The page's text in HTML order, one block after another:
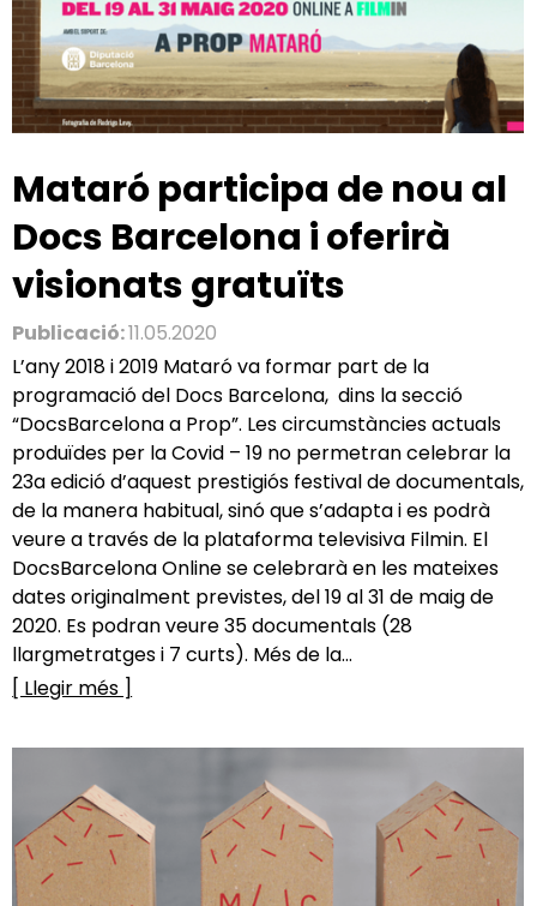
Mataró participa de nou al
Docs Barcelona i oferirà
visionats gratuïts
Publicació:11.05.2020
L’any 2018 i 2019 Mataró va formar part de la
programació del Docs Barcelona, dins la secció
“DocsBarcelona a Prop”. Les circumstàncies actuals
produïdes per la Covid – 19 no permetran celebrar la
23a edició d’aquest prestigiós festival de documentals,
de la manera habitual, sinó que s’adapta i es podrà
veure a través de la plataforma televisiva Filmin. El
DocsBarcelona Online se celebrarà en les mateixes
dates originalment previstes, del 19 al 31 de maig de
2020. Es podran veure 35 documentals (28
llargmetratges i 7 curts). Més de la...
[ Llegir més ]